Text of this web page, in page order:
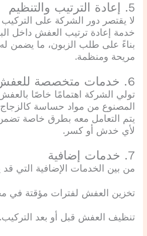
5. إعادة الترتيب والتنظيم
لا يقتصر دور الشركة على
خدمة إعادة ترتيب العفش داخل
بناءً على طلب الزبون، ما يضمن
مريحة ومنظمة.
6. خدمات متخصصة للعفش الفاخر
تولي الشركة اهتمامًا خاصًا
المصنوع من مواد حساسة
يتم التعامل معه بطرق خاصة
لأي خدش أو كسر.
7. خدمات إضافية
من بين الخدمات الإضافية التي قد
تخزين العفش لفترات مؤقتة في
تنظيف العفش قبل أو بعد التركيب.